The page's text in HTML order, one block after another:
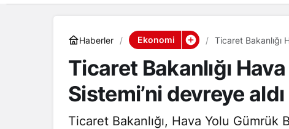
Haberler Ekonomi Ticaret Bakanlığı
Ticaret Bakanlığı
Sistemi’ni devreye aldı
Ticaret Bakanlığı, Hava Yolu